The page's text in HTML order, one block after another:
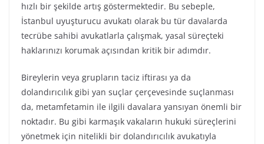
hızlı bir şekilde artış göstermektedir. Bu sebeple,
İstanbul uyuşturucu avukatı olarak bu tür davalarda
tecrübe sahibi avukatlarla çalışmak, yasal süreçteki
haklarınızı korumak açısından kritik bir adımdır.
Bireylerin veya grupların taciz iftirası ya da
dolandırıcılık gibi yan suçlar çerçevesinde suçlanması
da, metamfetamin ile ilgili davalara yansıyan önemli bir
noktadır. Bu gibi karmaşık vakaların hukuki süreçlerini
yönetmek için nitelikli bir dolandırıcılık avukatıyla